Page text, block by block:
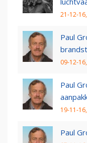
21-12-
Paul
09-12-
Paul
19-11-
Paul